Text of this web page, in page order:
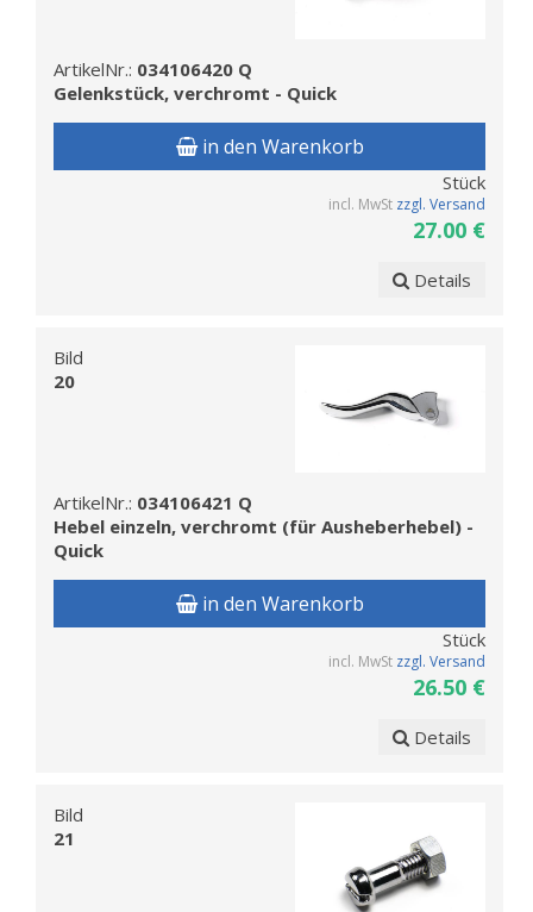
ArtikelNr.: 034106420 Q
Gelenkstück, verchromt - Quick
in den Warenkorb
Stück
incl. MwSt zzgl. Versand
27.00 €
Details
Bild
20
ArtikelNr.: 034106421 Q
Hebel einzeln, verchromt (für Ausheberhebel) -
Quick
in den Warenkorb
Stück
incl. MwSt zzgl. Versand
26.50 €
Details
Bild
21